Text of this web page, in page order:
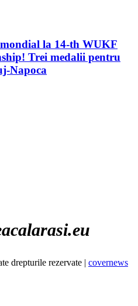
la 14-th WUKF
Trei medalii pentru
Napoca
drepturile rezervate | covernews